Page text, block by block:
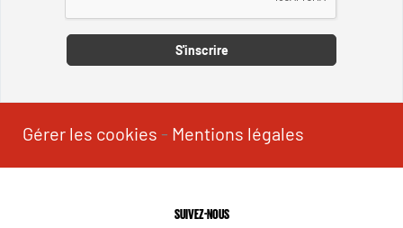
S'inscrire
Gérer les cookies - Mentions légales
SUIVEZ-NOUS